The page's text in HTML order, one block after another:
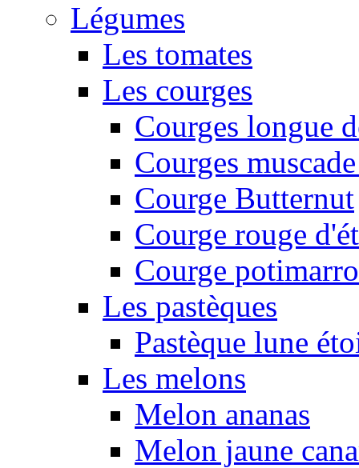
Légumes
Les tomates
Les courges
Courges longue
Courges
Courge Butternut
Courge rouge
Courge
Les pastèques
Pastèque lune
Les melons
Melon ananas
Melon jaune